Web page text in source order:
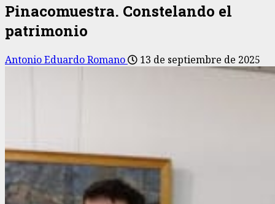
Pinacomuestra. Constelando el
patrimonio
Antonio Eduardo Romano 13 de septiembre de 2025